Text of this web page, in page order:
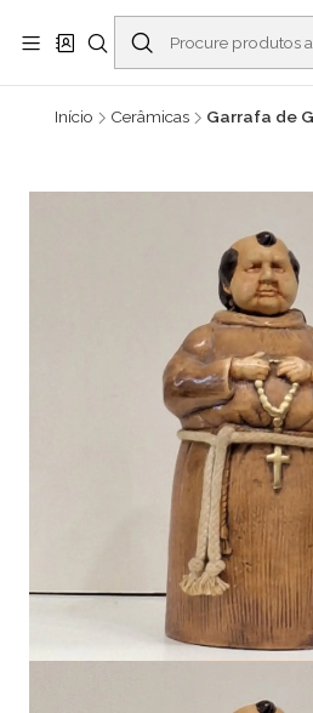
Buscantiguidades - Leilões.
Castelo -
Ler mais
Início Cerâmicas Garrafa de